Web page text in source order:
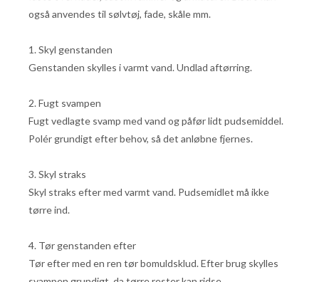
også anvendes til sølvtøj, fade, skåle mm.
1. Skyl genstanden
Genstanden skylles i varmt vand. Undlad aftørring.
2. Fugt svampen
Fugt vedlagte svamp med vand og påfør lidt pudsemiddel.
Polér grundigt efter behov, så det anløbne fjernes.
3. Skyl straks
Skyl straks efter med varmt vand. Pudsemidlet må ikke
tørre ind.
4. Tør genstanden efter
Tør efter med en ren tør bomuldsklud. Efter brug skylles